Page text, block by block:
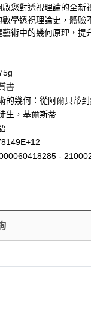
您對透視理論的全新
學透視理論史，體驗
術中的幾何原理，提
書
的幾何：從阿爾貝蒂
生，基爾斯蒂
-